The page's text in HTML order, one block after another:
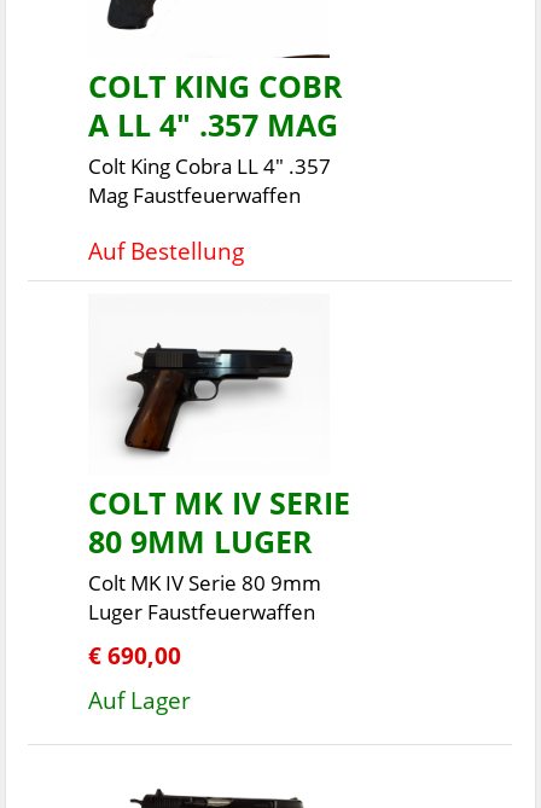
COLT KING COBR
A LL 4" .357 MAG
Colt King Cobra LL 4" .357
Mag Faustfeuerwaffen
Auf Bestellung
COLT MK IV SERIE
80 9MM LUGER
Colt MK IV Serie 80 9mm
Luger Faustfeuerwaffen
€ 690,00
Auf Lager